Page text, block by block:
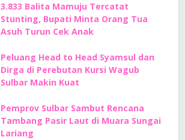
3.833 Balita Mamuju Tercatat
Stunting, Bupati Minta Orang Tua
Asuh Turun Cek Anak
Peluang Head to Head Syamsul dan
Dirga di Perebutan Kursi Wagub
Sulbar Makin Kuat
Pemprov Sulbar Sambut Rencana
Tambang Pasir Laut di Muara Sungai
Lariang